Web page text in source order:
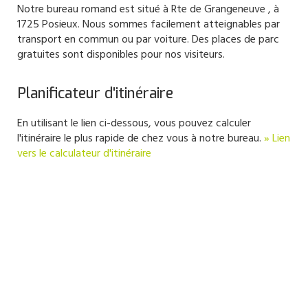
Notre bureau romand est situé à Rte de Grangeneuve , à
1725 Posieux. Nous sommes facilement atteignables par
transport en commun ou par voiture. Des places de parc
gratuites sont disponibles pour nos visiteurs.
Planificateur d'itinéraire
En utilisant le lien ci-dessous, vous pouvez calculer
l'itinéraire le plus rapide de chez vous à notre bureau.» Lien
vers le calculateur d'itinéraire